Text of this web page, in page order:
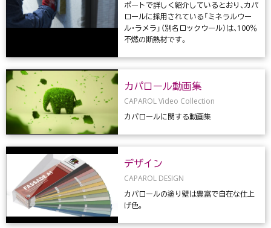
ポートで詳しく紹介しているとおり、カパ
ロールに採用されている「ミネラルウー
ル・ラメラ」（別名ロックウール）は、100％
不燃の断熱材です。
カパロール動画集
CAPAROL Video Collection
カパロールに関する動画集
デザイン
CAPAROL DESIGN
カパロールの塗り壁は豊富で自在な仕上
げ色。